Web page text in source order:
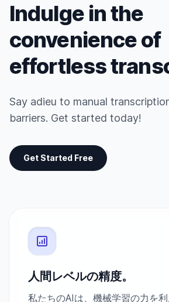
Indulge in the
convenience of
effortless
Say adieu to manual
barriers. Get started today!
Get Started Free
人間レベルの精度。
私たちのAIは、機械学習の力を